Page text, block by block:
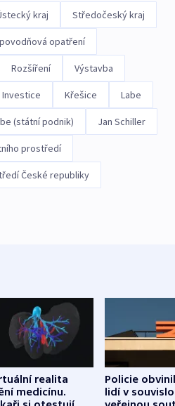
kraj Středočeský kraj
opatření
Rozšíření Výstavba
Investice Křešice Labe
(státní podnik) Jan Schiller
prostředí
České republiky
realita
medicínu.
Policie
lidí v